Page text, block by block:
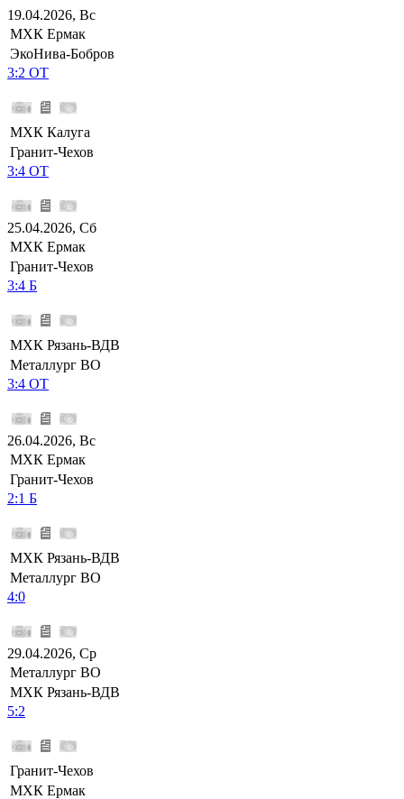
19.04.2026, Вс
МХК Ермак
ЭкоНива-Бобров
3:2 ОТ
МХК Калуга
Гранит-Чехов
3:4 ОТ
25.04.2026, Сб
МХК Ермак
Гранит-Чехов
3:4 Б
МХК Рязань-ВДВ
Металлург ВО
3:4 ОТ
26.04.2026, Вс
МХК Ермак
Гранит-Чехов
2:1 Б
МХК Рязань-ВДВ
Металлург ВО
4:0
29.04.2026, Ср
Металлург ВО
МХК Рязань-ВДВ
5:2
Гранит-Чехов
МХК Ермак